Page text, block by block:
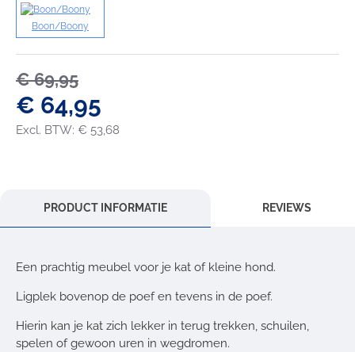
€ 64,95
€ 69,95
Excl. BTW: € 53,68
Boon/Boony
PRODUCT INFORMATIE REVIEWS
Een prachtig meubel voor je kat of kleine hond.
Ligplek bovenop de poef en tevens in de poef.
Hierin kan je kat zich lekker in terug trekken, schuilen,
spelen of gewoon uren in wegdromen.